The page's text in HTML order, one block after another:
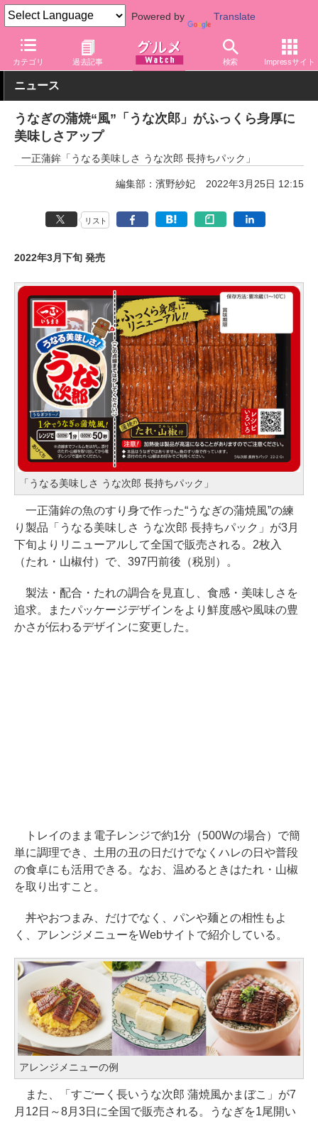
Powered by Translate
カテゴリ 過去記事 検索 Impressサイト
グルメ Watch 食品 生鮮食品
ニュース
うなぎの蒲焼“風”「うな次郎」がふっくら身厚に
美味しさアップ
一正蒲鉾「うなる美味しさ うな次郎 長持ちパック」
編集部：濱野紗妃 2022年3月25日 12:15
リスト
2022年3月下旬 発売
「うなる美味しさ うな次郎 長持ちパック」
一正蒲鉾の魚のすり身で作った“うなぎの蒲焼風”の練
り製品「うなる美味しさ うな次郎 長持ちパック」が3月
下旬よりリニューアルして全国で販売される。2枚入
（たれ・山椒付）で、397円前後（税別）。
製法・配合・たれの調合を見直し、食感・美味しさを
追求。またパッケージデザインをより鮮度感や風味の豊
かさが伝わるデザインに変更した。
トレイのまま電子レンジで約1分（500Wの場合）で簡
単に調理でき、土用の丑の日だけでなくハレの日や普段
の食卓にも活用できる。なお、温めるときはたれ・山椒
を取り出すこと。
丼やおつまみ、だけでなく、パンや麺との相性もよ
く、アレンジメニューをWebサイトで紹介している。
アレンジメニューの例
また、「すごーく長いうな次郎 蒲焼風かまぼこ」が7
月12日～8月3日に全国で販売される。うなぎを1尾開い